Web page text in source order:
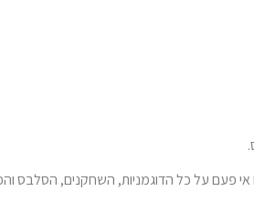
פעם על כל הדוגמניות, השחקנים, הסלבס